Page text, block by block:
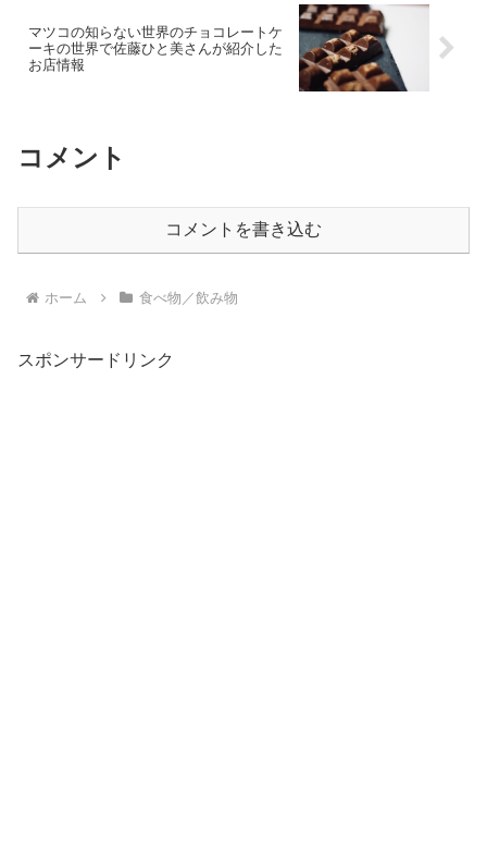
マツコの知らない世界のチョコレートケ
ーキの世界で佐藤ひと美さんが紹介した
お店情報
コメント
コメントを書き込む
ホーム 食べ物／飲み物
スポンサードリンク